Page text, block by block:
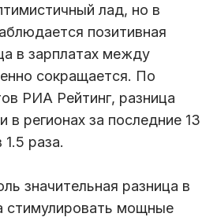
лад, но в
позитивная
в зарплатах между
сокращается. По
РИА Рейтинг, разница
регионах за последние 13
раза.
значительная разница в
стимулировать мощные